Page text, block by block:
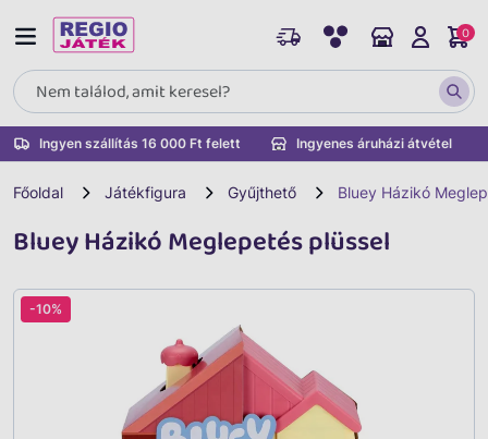
Ingyen szállítás 16 000 Ft felett Ingyenes áruházi átvétel
0
Főoldal Játékfigura Gyűjthető Bluey Házikó
Bluey Házikó Meglepetés plüssel
-10%